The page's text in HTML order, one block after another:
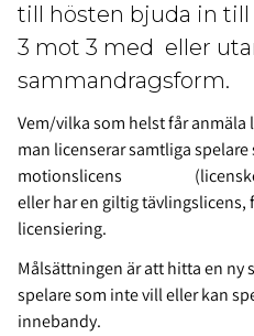
till hösten bjuda in till
3 mot 3 med eller
sammandragsform.
Vem/vilka som helst får anmäla
man licenserar samtliga
motionslicens
eller har en giltig
licensiering.
Målsättningen är att hitta en
spelare som inte vill eller kan
innebandy.